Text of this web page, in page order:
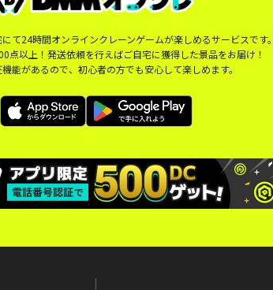
て24時間オンラインクレーンゲームが楽しめるサービスです
点以上！発送依頼を行えばご自宅に獲得した景品をお届け！
能があるので、初心者の方でも安心して楽しめます。